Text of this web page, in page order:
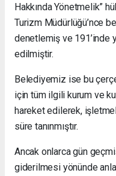
Hakkında Yönetmelik”
Turizm Müdürlüğü’nce
denetlemiş ve 191’inde
edilmiştir.
Belediyemiz ise bu
için tüm ilgili kurum ve
hareket edilerek,
süre tanınmıştır.
Ancak onlarca gün
giderilmesi yönünde